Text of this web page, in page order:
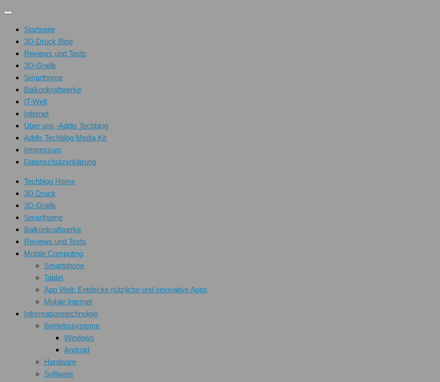
Unter
Inhalt
Startseite
3D-Druck Blog
Reviews und Tests
3D-Grafik
Smarthome
Balkonkraftwerke
IT-Welt
Internet
Über uns -Addis Techblog
Addis Techblog Media Kit
Impressum
Datenschutzerklärung
Techblog Home
3D Druck
3D-Grafik
Smarthome
Balkonkraftwerke
Reviews und Tests
Mobile Computing
Smartphone
Tablet
App Welt: Entdecke nützliche und innovative Apps
Mobile Internet
Informationstechnolgie
Betriebssysteme
Windows
Android
Hardware
Software